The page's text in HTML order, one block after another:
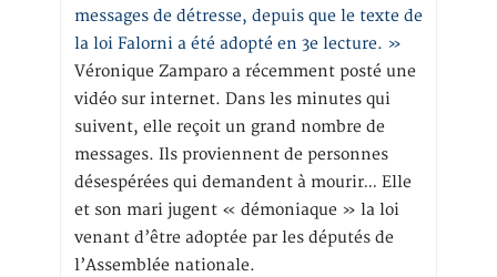
messages de détresse, depuis que le texte de
la loi Falorni a été adopté en 3e lecture. »
Véronique Zamparo a récemment posté une
vidéo sur internet. Dans les minutes qui
suivent, elle reçoit un grand nombre de
messages. Ils proviennent de personnes
désespérées qui demandent à mourir… Elle
et son mari jugent « démoniaque » la loi
venant d’être adoptée par les députés de
l’Assemblée nationale.